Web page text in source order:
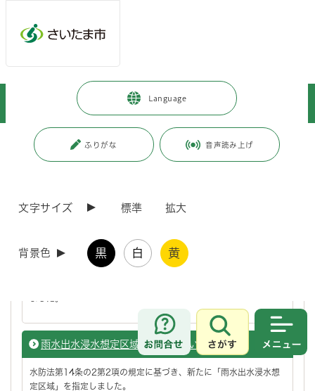
Language
ふりがな 音声読み上げ
文字サイズ 標準 拡大
背景色 黒 白 黄
お問合せ
さがす
暮らし・手続き > 安全・防災・消防
ハザードマップ・防災カルテ
ページ番号：J003544
23日公開）
浸水する危険性の高い場所を広く周知するため、浸水シミュレーシ
雨水出水浸水想定区域の指定について
水防法第14条の2第2項の規定に基づき、新たに「雨水出水浸水想
定区域」を指定しました。